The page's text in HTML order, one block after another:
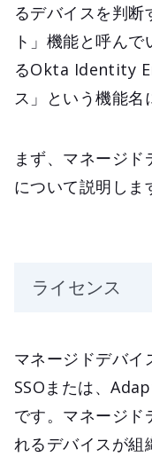
るデバイスを判断
ト」機能と呼ん
るOkta Identity
ス」という機能名
まず、マネージ
について説明しま
ライセンス
マネージドデバ
SSOまたは、
です。マネージド
れるデバイスが組